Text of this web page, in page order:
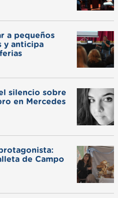
a pequeños
y anticipa
silencio sobre
en Mercedes
de Campo